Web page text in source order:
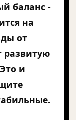
баланс -
на
от
развитую
и